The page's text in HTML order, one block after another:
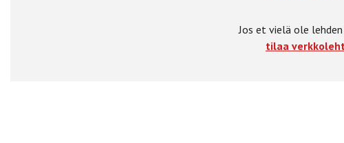
Jos et vielä ole
tilaa